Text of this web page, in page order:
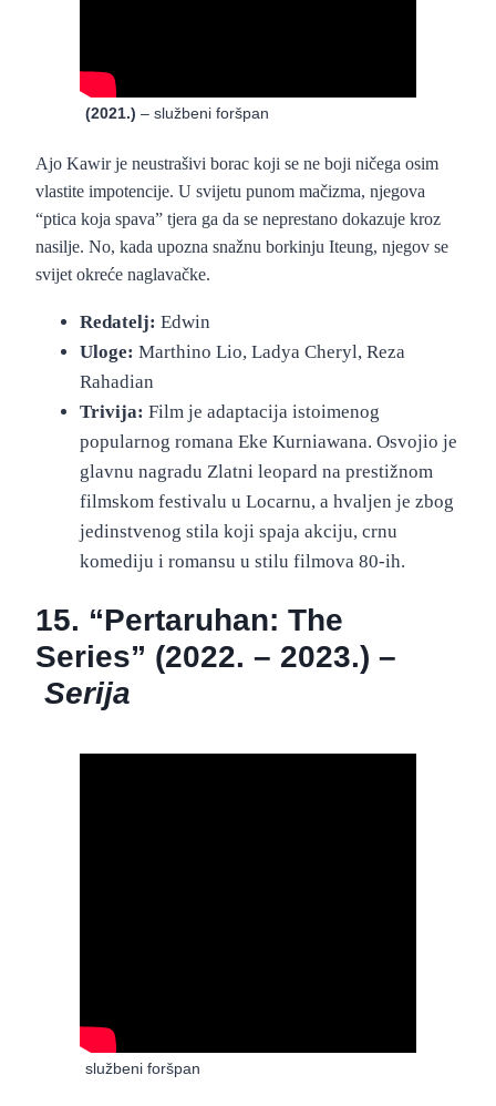
“Vengeance Is Mine, All Others Pay Cash”
(2021.) – službeni foršpan
Ajo Kawir je neustrašivi borac koji se ne boji ničega osim
vlastite impotencije. U svijetu punom mačizma, njegova
“ptica koja spava” tjera ga da se neprestano dokazuje kroz
nasilje. No, kada upozna snažnu borkinju Iteung, njegov se
svijet okreće naglavačke.
Redatelj: Edwin
Uloge: Marthino Lio, Ladya Cheryl, Reza
Rahadian
Trivija: Film je adaptacija istoimenog
popularnog romana Eke Kurniawana. Osvojio je
glavnu nagradu Zlatni leopard na prestižnom
filmskom festivalu u Locarnu, a hvaljen je zbog
jedinstvenog stila koji spaja akciju, crnu
komediju i romansu u stilu filmova 80-ih.
15. “Pertaruhan: The
Series” (2022. – 2023.) –
Serija
“Pertaruhan: The Series” (2022. – 2023.)
službeni foršpan